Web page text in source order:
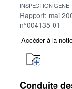
INSPECTION
Rapport: mai
n°004135-01
Accéder à la
Conduite